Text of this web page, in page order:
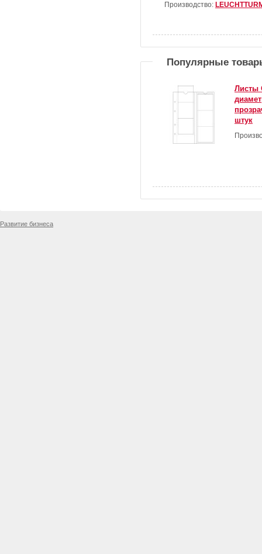
Производство:
Популярные
Листы
штук
Развитие бизнеса